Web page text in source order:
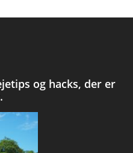
og hacks, der er